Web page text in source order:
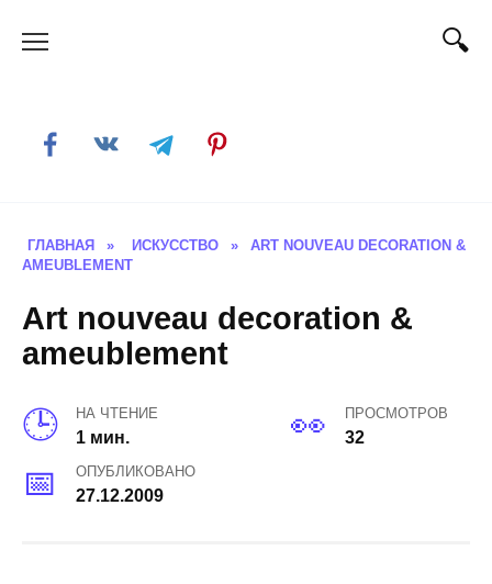
ГЛАВНАЯ » ИСКУССТВО »
ART NOUVEAU DECORATION &
AMEUBLEMENT
Art nouveau decoration &
ameublement
НА ЧТЕНИЕ
1 мин.
ПРОСМОТРОВ
32
ОПУБЛИКОВАНО
27.12.2009